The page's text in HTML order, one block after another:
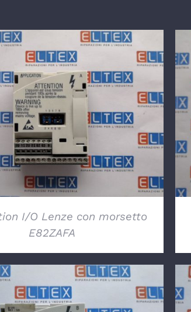
DETTAGLI
I/O Lenze con morsetto
E82ZAFA